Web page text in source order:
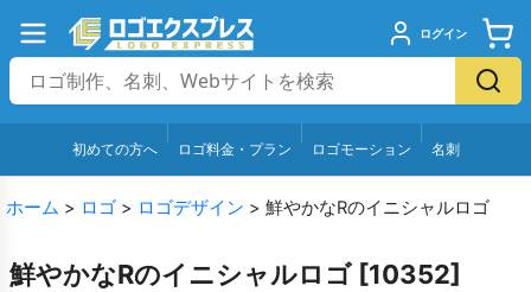
ログイン
初めての方へ ロゴ料金・プラン ロゴモーション 名刺
ホーム > ロゴ > ロゴデザイン > 鮮やかなRのイニシャルロゴ
鮮やかなRのイニシャルロゴ [10352]